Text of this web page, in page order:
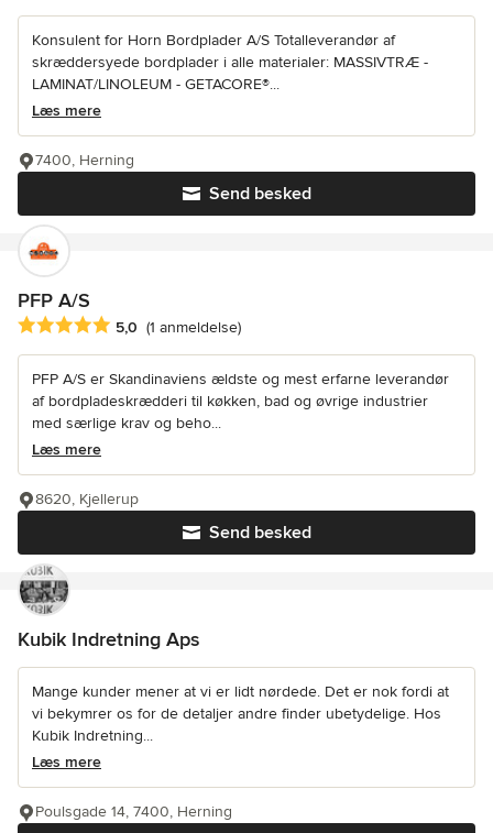
Konsulent for Horn Bordplader A/S Totalleverandør af
skræddersyede bordplader i alle materialer: MASSIVTRÆ -
LAMINAT/LINOLEUM - GETACORE®...
Læs mere
Send besked
7400, Herning
PFP A/S
Gennemsnitlig bedømmelse: 5 ud af 5 stjerner
5,0 (1 anmeldelse)
PFP A/S er Skandinaviens ældste og mest erfarne leverandør
af bordpladeskrædderi til køkken, bad og øvrige industrier
med særlige krav og beho...
Læs mere
Send besked
8620, Kjellerup
Kubik Indretning Aps
Mange kunder mener at vi er lidt nørdede. Det er nok fordi at
vi bekymrer os for de detaljer andre finder ubetydelige. Hos
Kubik Indretning...
Læs mere
Poulsgade 14, 7400, Herning